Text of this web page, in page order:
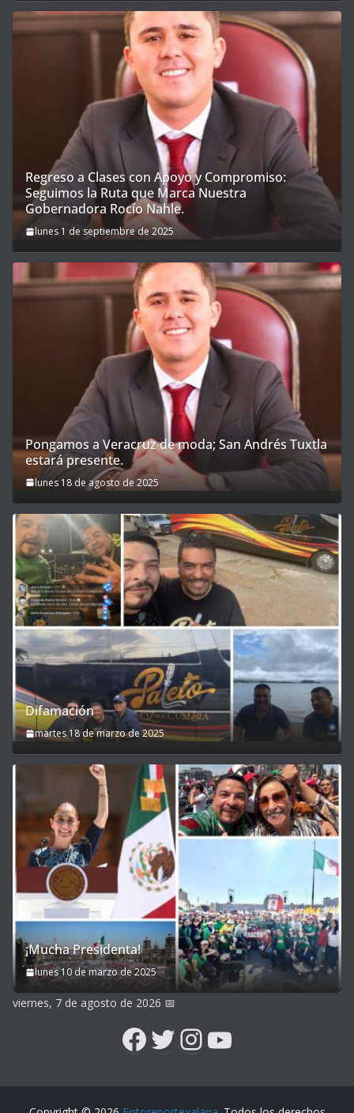
Regreso a Clases con Apoyo y Compromiso:
Seguimos la Ruta que Marca Nuestra
Gobernadora Rocío Nahle.
lunes 1 de septiembre de 2025
Pongamos a Veracruz de moda; San Andrés Tuxtla
estará presente.
lunes 18 de agosto de 2025
Difamación
martes 18 de marzo de 2025
¡Mucha Presidenta!
lunes 10 de marzo de 2025
viernes, 7 de agosto de 2026 📅
Facebook
Twitter
Instagram
YouTube